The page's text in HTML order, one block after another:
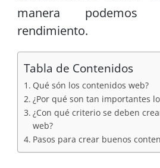
manera podemos
rendimiento.
Tabla de Contenidos
Qué són los contenidos web?
¿Por qué son tan importantes
¿Con qué criterio se deben
web?
Pasos para crear buenos